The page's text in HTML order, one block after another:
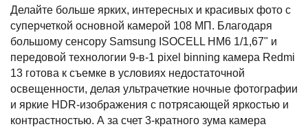
Делайте больше ярких, интересных и красивых фото с
суперчеткой основной камерой 108 МП. Благодаря
большому сенсору Samsung ISOCELL HM6 1/1,67" и
передовой технологии 9-в-1 pixel binning камера Redmi
13 готова к съемке в условиях недостаточной
освещенности, делая ультрачеткие ночные фотографии
и яркие HDR-изображения с потрясающей яркостью и
контрастностью. А за счет 3-кратного зума камера